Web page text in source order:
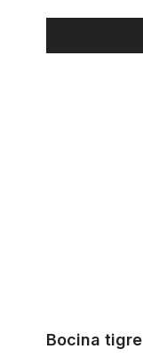
Bocina tigre